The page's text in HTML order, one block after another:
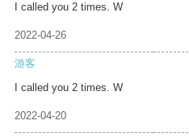
I called you 2 times. W
2022-04-26
游客
I called you 2 times. W
2022-04-20